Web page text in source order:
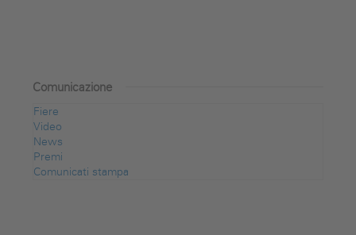
Comunicazione
Fiere
Video
News
Premi
Comunicati stampa